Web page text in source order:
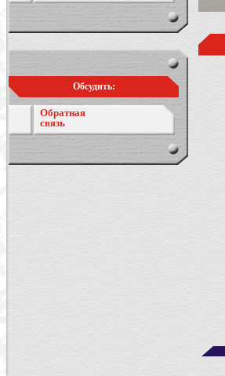
Обсудить:
Обратная
связь